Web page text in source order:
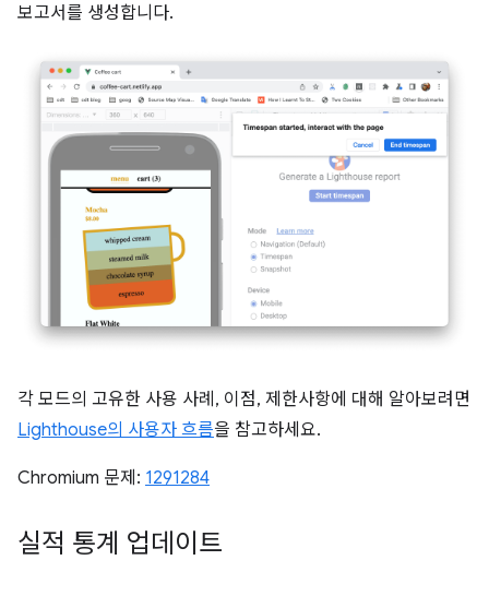
보고서를 생성합니다.
각 모드의 고유한 사용 사례, 이점, 제한사항에 대해 알아보려면
Lighthouse의 사용자 흐름을 참고하세요.
Chromium 문제: 1291284
실적 통계 업데이트